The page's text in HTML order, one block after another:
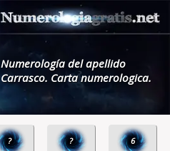
Numerología del apellido
Carrasco. Carta numerologica.
? ? 6